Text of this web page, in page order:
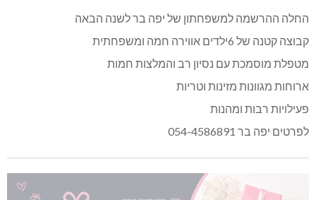
החלה ההרשמה למשפחתון של יפה בר לשנה הבאה
קבוצה קטנה של 6ילדים אווירה חמה ומשפחתית
מטפלת מוסמכת עם נסיון רב והמלצות חמות
ארוחות מגוונות מזינות וטריות
פעילויות רבות ומהנות
לפרטים יפה בר 054-4586891